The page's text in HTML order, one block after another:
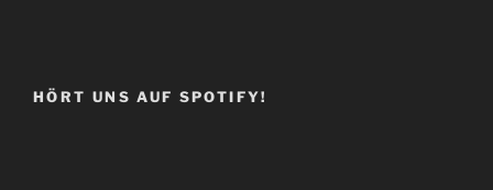
HÖRT UNS AUF SPOTIFY!